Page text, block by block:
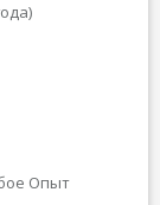
Опыт